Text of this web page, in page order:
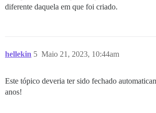
diferente daquela em que foi criado.
hellekin Maio 21, 2023, 10:44am
5
Este tópico deveria ter sido fechado
anos!